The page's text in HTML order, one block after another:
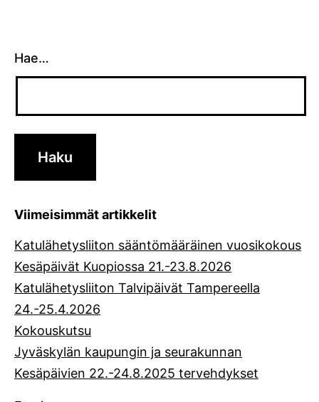
Hae…
Viimeisimmät artikkelit
Katulähetysliiton sääntömääräinen vuosikokous
Kesäpäivät Kuopiossa 21.-23.8.2026
Katulähetysliiton Talvipäivät Tampereella
24.-25.4.2026
Kokouskutsu
Jyväskylän kaupungin ja seurakunnan
Kesäpäivien 22.-24.8.2025 tervehdykset